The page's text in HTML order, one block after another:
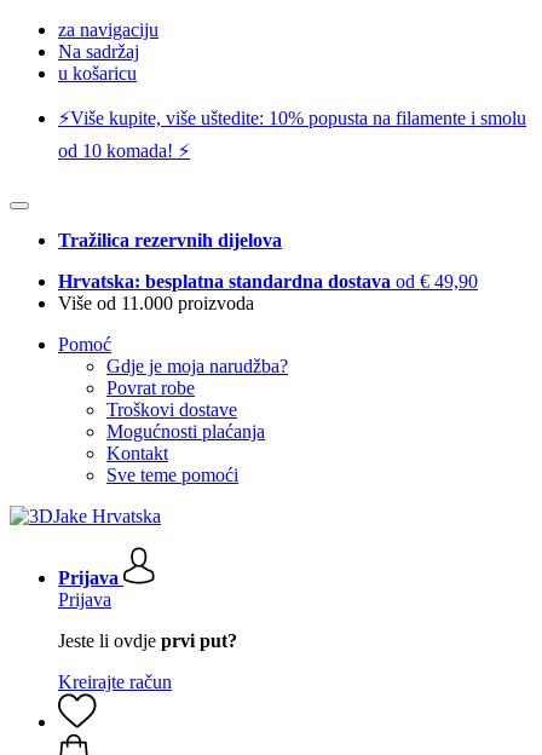
za navigaciju
Na sadržaj
u košaricu
⚡️Više kupite, više uštedite: 10% popusta na filamente i smolu
od 10 komada! ⚡️
Tražilica rezervnih dijelova
Hrvatska: besplatna standardna dostava od € 49,90
Više od 11.000 proizvoda
Pomoć
Gdje je moja narudžba?
Povrat robe
Troškovi dostave
Mogućnosti plaćanja
Kontakt
Sve teme pomoći
Prijava
Prijava
Jeste li ovdje prvi put?
Kreirajte račun